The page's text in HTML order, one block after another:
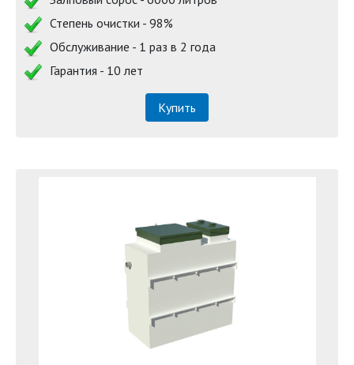
Степень очистки - 98%
Обслуживание - 1 раз в 2 года
Гарантия - 10 лет
Купить